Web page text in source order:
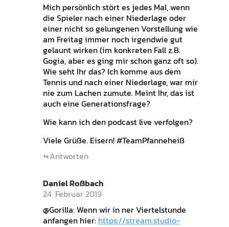
Mich persönlich stört es jedes Mal, wenn
die Spieler nach einer Niederlage oder
einer nicht so gelungenen Vorstellung wie
am Freitag immer noch irgendwie gut
gelaunt wirken (im konkreten Fall z.B.
Gogia, aber es ging mir schon ganz oft so).
Wie seht Ihr das? Ich komme aus dem
Tennis und nach einer Niederlage, war mir
nie zum Lachen zumute. Meint Ihr, das ist
auch eine Generationsfrage?
Wie kann ich den podcast live verfolgen?
Viele Grüße. Eisern! #TeamPfanneheiß
Antworten
Daniel Roßbach
24. Februar 2019
@Gorilla: Wenn wir in ner Viertelstunde
anfangen hier: https://stream.studio-